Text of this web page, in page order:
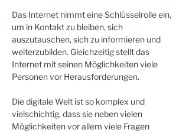
Das Internet nimmt eine Schlüsselrolle ein,
um in Kontakt zu bleiben, sich
auszutauschen, sich zu informieren und
weiterzubilden. Gleichzeitig stellt das
Internet mit seinen Möglichkeiten viele
Personen vor Herausforderungen.
Die digitale Welt ist so komplex und
vielschichtig, dass sie neben vielen
Möglichkeiten vor allem viele Fragen